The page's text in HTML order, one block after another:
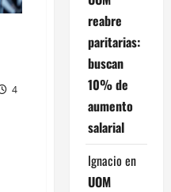
4
reabre
paritarias:
buscan
10% de
aumento
salarial
Ignacio en
UOM